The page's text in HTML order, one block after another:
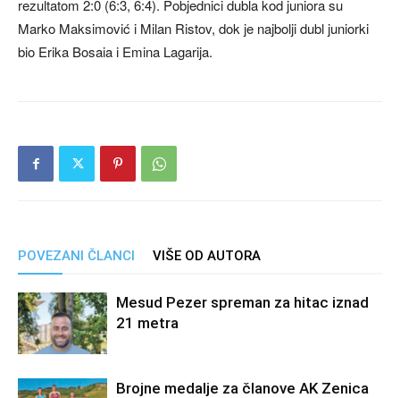
rezultatom 2:0 (6:3, 6:4). Pobjednici dubla kod juniora su
Marko Maksimović i Milan Ristov, dok je najbolji dubl juniorki
bio Erika Bosaia i Emina Lagarija.
POVEZANI ČLANCI VIŠE OD AUTORA
Mesud Pezer spreman za hitac iznad
21 metra
Brojne medalje za članove AK Zenica